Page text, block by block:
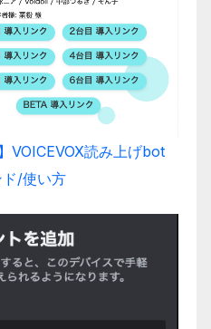
VOICEVOX読み上げbot
/使い方